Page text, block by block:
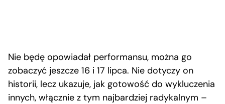
Nie będę opowiadał performansu, można go
zobaczyć jeszcze 16 i 17 lipca. Nie dotyczy on
historii, lecz ukazuje, jak gotowość do wykluczenia
innych, włącznie z tym najbardziej radykalnym –